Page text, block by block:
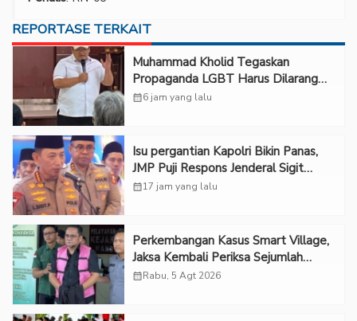
REPORTASE TERKAIT
Muhammad Kholid Tegaskan
Propaganda LGBT Harus Dilarang
dan Minta Negara Melindungi Korban
calendar_month6 jam yang lalu
Isu pergantian Kapolri Bikin Panas,
JMP Puji Respons Jenderal Sigit
Justru Bikin “Adem”
calendar_month17 jam yang lalu
Perkembangan Kasus Smart Village,
Jaksa Kembali Periksa Sejumlah
Kades
calendar_monthRabu, 5 Agt 2026